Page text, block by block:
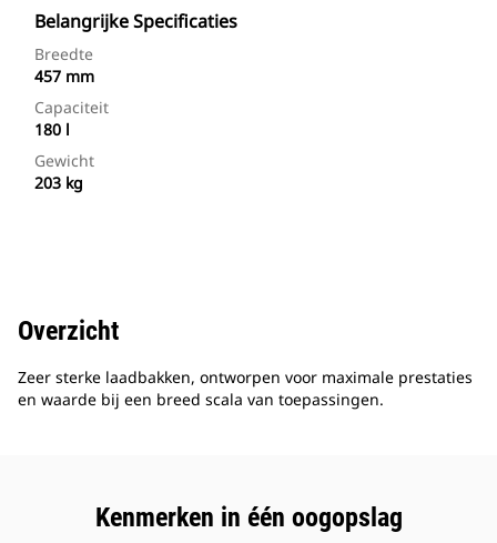
Belangrijke Specificaties
Breedte
457 mm
Capaciteit
180 l
Gewicht
203 kg
Overzicht
Zeer sterke laadbakken, ontworpen voor maximale prestaties
en waarde bij een breed scala van toepassingen.
Kenmerken in één oogopslag